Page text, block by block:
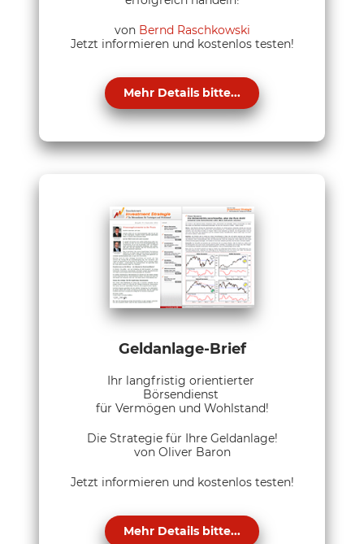
von Bernd Raschkowski
Jetzt informieren und kostenlos testen!
Mehr Details bitte...
Geldanlage-Brief
Ihr langfristig orientierter
Börsendienst
für Vermögen und Wohlstand!
Die Strategie für Ihre Geldanlage!
von Oliver Baron
Jetzt informieren und kostenlos testen!
Mehr Details bitte...